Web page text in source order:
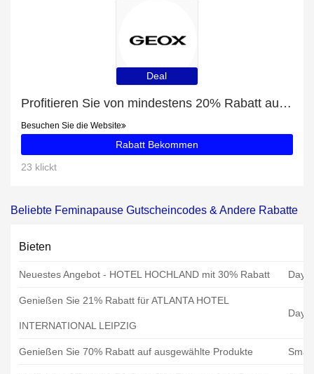
Deal
Profitieren Sie von mindestens 20% Rabatt auf Sustainable Dame
Besuchen Sie die Website
Rabatt Bekommen
23 klickt
Beliebte Feminapause Gutscheincodes & Andere Rabatte
Bieten
Neuestes Angebot - HOTEL HOCHLAND mit 30% Rabatt
Genießen Sie 21% Rabatt für ATLANTA HOTEL
INTERNATIONAL LEIPZIG
Genießen Sie 70% Rabatt auf ausgewählte Produkte